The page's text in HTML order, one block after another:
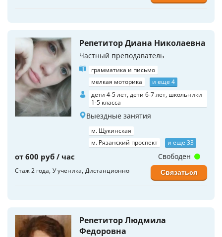
Репетитор Диана Николаевна
Частный преподаватель
грамматика и письмо
мелкая моторика
и еще 4
дети 4-5 лет, дети 6-7 лет, школьники
1-5 класса
Выездные занятия
м. Щукинская
м. Рязанский проспект
и еще 33
от 600 руб / час
Стаж 2 года У ученика Дистанционно
Свободен
Связаться
Репетитор Людмила
Федоровна